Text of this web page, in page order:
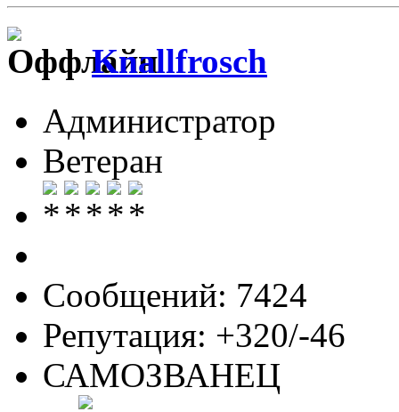
Knallfrosch
Администратор
Ветеран
Сообщений: 7424
Репутация: +320/-46
САМОЗВАНЕЦ